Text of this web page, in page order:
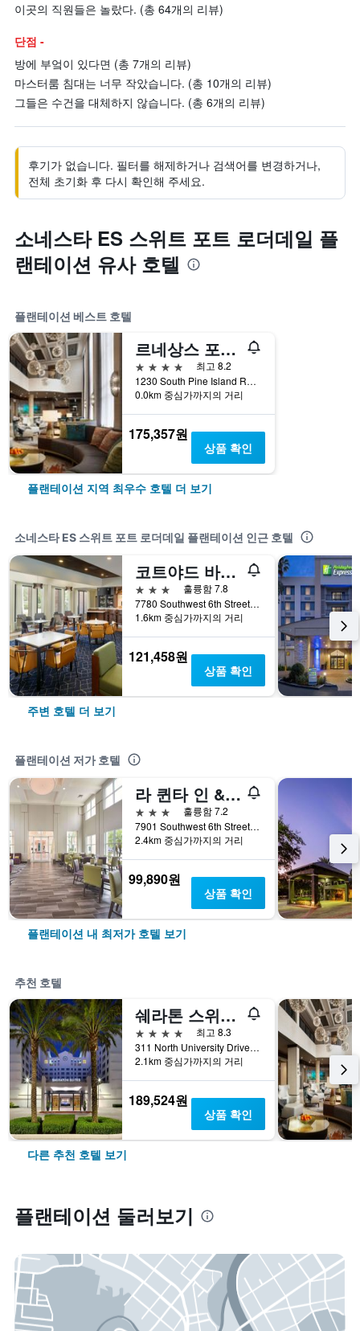
이곳의 직원들은 놀랐다. (총 64개의 리뷰)
단점 -
방에 부엌이 있다면 (총 7개의 리뷰)
마스터룸 침대는 너무 작았습니다. (총 10개의 리뷰)
그들은 수건을 대체하지 않습니다. (총 6개의 리뷰)
후기가 없습니다. 필터를 해제하거나 검색어를 변경하거나,
전체 초기화 후 다시 확인해 주세요.
소네스타 ES 스위트 포트 로더데일 플
랜테이션 유사 호텔
플랜테이션 베스트 호텔
르네상스 포트 로더데일 웨스트 호텔
4성급
최고 8.2
1230 South Pine Island Road, 플랜테이션, FL, 미국
0.0km 중심가까지의 거리
175,357원
상품 확인
플랜테이션 지역 최우수 호텔 더 보기
소네스타 ES 스위트 포트 로더데일 플랜테이션 인근 호텔
코트야드 바이 메리어트 포트 로더데일 시티 오브 플랜테이션
3성급
훌륭함 7.8
7780 Southwest 6th Street, 플랜테이션, FL, 미국
1.6km 중심가까지의 거리
121,458원
상품 확인
주변 호텔 더 보기
플랜테이션 저가 호텔
라 퀸타 인 & 스위트 바이 윈덤 플랜테이션 - 사우스웨스트 6번가
3성급
훌륭함 7.2
7901 Southwest 6th Street, 플랜테이션, FL, 미국
2.4km 중심가까지의 거리
99,890원
상품 확인
플랜테이션 내 최저가 호텔 보기
추천 호텔
쉐라톤 스위트 포트 로더데일 웨스트
4성급
최고 8.3
311 North University Drive, 플랜테이션, FL, 미국
2.1km 중심가까지의 거리
189,524원
상품 확인
다른 추천 호텔 보기
플랜테이션 둘러보기